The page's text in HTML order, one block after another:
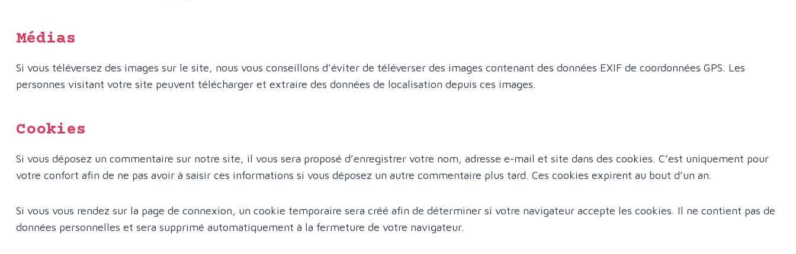
Médias
Si vous téléversez des images sur le site, nous vous conseillons d’éviter de téléverser des images contenant des données EXIF de coordonnées GPS. Les
personnes visitant votre site peuvent télécharger et extraire des données de localisation depuis ces images.
Cookies
Si vous déposez un commentaire sur notre site, il vous sera proposé d’enregistrer votre nom, adresse e-mail et site dans des cookies. C’est uniquement pour
votre confort afin de ne pas avoir à saisir ces informations si vous déposez un autre commentaire plus tard. Ces cookies expirent au bout d’un an.
Si vous vous rendez sur la page de connexion, un cookie temporaire sera créé afin de déterminer si votre navigateur accepte les cookies. Il ne contient pas de
données personnelles et sera supprimé automatiquement à la fermeture de votre navigateur.